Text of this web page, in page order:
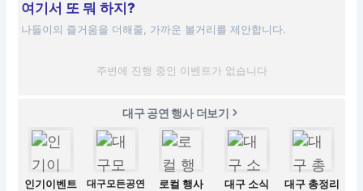
여기서 또 뭐 하지?
나들이의 즐거움을 더해줄, 가까운 볼거리를 제안합니다.
주변에 진행 중인 이벤트가 없습니다
대구 공연 행사 더보기
인기이벤트 대구모든공연 로컬 행사 대구 소식 대구 총정리